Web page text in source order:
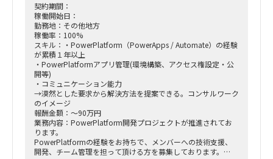
契約期間：
稼働開始日：
勤務地：その他地方
稼働率：100%
スキル：・PowerPlatform（PowerApps / Automate）の経験
が累積１年以上
・PowerPlatformアプリ管理(環境構築、アクセス権設定・公
開等)
・コミュニケーション能力
→漠然とした要求から解決方法を提案できる。コンサルワーク
のイメージ
報酬金額：～90万円
業務内容：PowerPlatform開発プロジェクトが推進されてお
ります。
PowerPlatformの経験をお持ちで、メンバーへの技術支援、
開発、チーム管理を担って頂ける方を募集しております。